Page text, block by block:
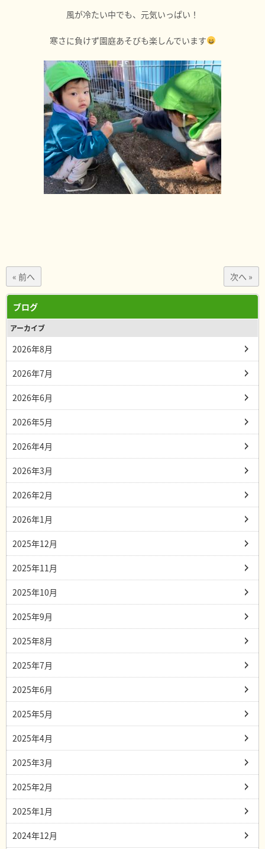
風が冷たい中でも、元気いっぱい！
寒さに負けず園庭あそびも楽しんでいます
« 前へ 次へ »
ブログ
アーカイブ
2026年8月
2026年7月
2026年6月
2026年5月
2026年4月
2026年3月
2026年2月
2026年1月
2025年12月
2025年11月
2025年10月
2025年9月
2025年8月
2025年7月
2025年6月
2025年5月
2025年4月
2025年3月
2025年2月
2025年1月
2024年12月